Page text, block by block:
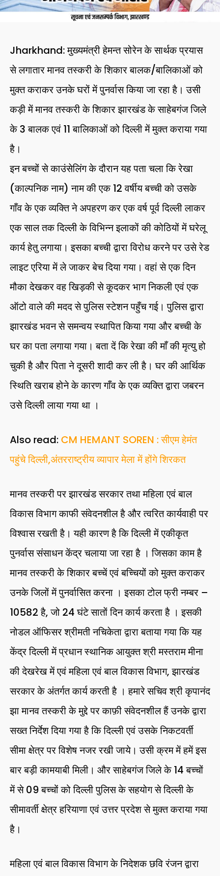
Jharkhand: मुख्यमंत्री हेमन्त सोरेन के सार्थक प्रयास
से लगातार मानव तस्करी के शिकार बालक/बालिकाओं को
मुक्त कराकर उनके घरों में पुनर्वास किया जा रहा है। उसी
कड़ी में मानव तस्करी के शिकार झारखंड के साहेबगंज जिले
के 3 बालक एवं 11 बालिकाओं को दिल्ली में मुक्त कराया गया
है।
इन बच्चों से काउंसेलिंग के दौरान यह पता चला कि रेखा
(काल्पनिक नाम) नाम की एक 12 वर्षीय बच्ची को उसके
गाँव के एक व्यक्ति ने अपहरण कर एक वर्ष पूर्व दिल्ली लाकर
एक साल तक दिल्ली के विभिन्न इलाकों की कोठियों में घरेलू
कार्य हेतु लगाया। इसका बच्ची द्वारा विरोध करने पर उसे रेड
लाइट एरिया में ले जाकर बेच दिया गया। वहां से एक दिन
मौका देखकर वह खिड़की से कूदकर भाग निकली एवं एक
ऑटो वाले की मदद से पुलिस स्टेशन पहुँच गई। पुलिस द्वारा
झारखंड भवन से समन्वय स्थापित किया गया और बच्ची के
घर का पता लगाया गया। बता दें कि रेखा की माँ की मृत्यु हो
चुकी है और पिता ने दूसरी शादी कर ली है। घर की आर्थिक
स्थिति खराब होने के कारण गाँव के एक व्यक्ति द्वारा जबरन
उसे दिल्ली लाया गया था ।
Also read: CM HEMANT SOREN : सीएम हेमंत
पहुंचे दिल्ली,अंतरराष्ट्रीय व्यापार मेला में होंगे शिरकत
मानव तस्करी पर झारखंड सरकार तथा महिला एवं बाल
विकास विभाग काफी संवेदनशील है और त्वरित कार्यवाही पर
विश्वास रखती है। यही कारण है कि दिल्ली में एकीकृत
पुनर्वास संसाधन केंद्र चलाया जा रहा है । जिसका काम है
मानव तस्करी के शिकार बच्चें एवं बच्चियों को मुक्त कराकर
उनके जिलों में पुनर्वासित करना । इसका टोल फ्री नम्बर –
10582 है, जो 24 घंटे सातों दिन कार्य करता है । इसकी
नोडल ऑफिसर श्रीमती नचिकेता द्वारा बताया गया कि यह
केंद्र दिल्ली में प्रधान स्थानिक आयुक्त श्री मस्तराम मीना
की देखरेख में एवं महिला एवं बाल विकास विभाग, झारखंड
सरकार के अंतर्गत कार्य करती है । हमारे सचिव श्री कृपानंद
झा मानव तस्करी के मुद्दे पर काफ़ी संवेदनशील हैं उनके द्वारा
सख्त निर्देश दिया गया है कि दिल्ली एवं उसके निकटवर्ती
सीमा क्षेत्र पर विशेष नजर रखी जाये। उसी क्रम में हमें इस
बार बड़ी कामयाबी मिली। और साहेबगंज जिले के 14 बच्चों
में से 09 बच्चों को दिल्ली पुलिस के सहयोग से दिल्ली के
सीमावर्ती क्षेत्र हरियाणा एवं उत्तर प्रदेश से मुक्त कराया गया
है।
महिला एवं बाल विकास विभाग के निदेशक छवि रंजन द्वारा